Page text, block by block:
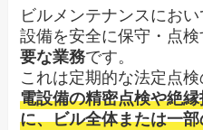
ビルメンテナンスにお
設備を安全に保守・点
要な業務です。
これは定期的な法定点
電設備の精密点検や絶
に、ビル全体または一